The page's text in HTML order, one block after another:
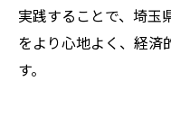
実践することで、埼玉
をより心地よく、経済
す。